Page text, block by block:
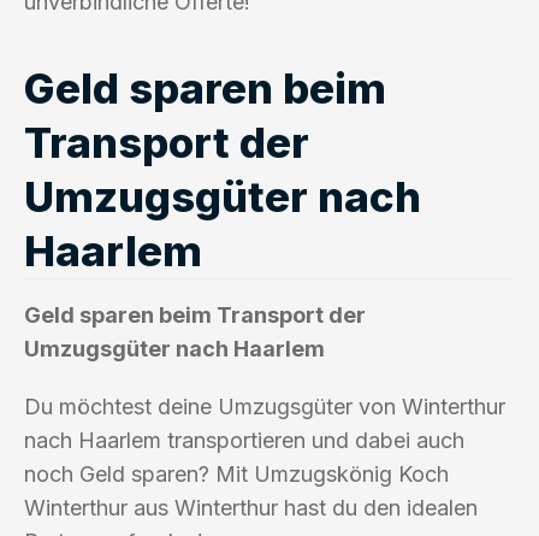
Geld sparen beim
Transport der
Umzugsgüter nach
Haarlem
Geld sparen beim Transport der
Umzugsgüter nach Haarlem
Du möchtest deine Umzugsgüter von Winterthur
nach Haarlem transportieren und dabei auch
noch Geld sparen? Mit Umzugskönig Koch
Winterthur aus Winterthur hast du den idealen